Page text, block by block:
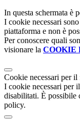
In questa schermata è
I cookie necessari
piattaforma e non è
Per conoscere quali
visionare la COOKIE
Cookie necessari per
I cookie necessari per
disabilitati. È possibile
policy.